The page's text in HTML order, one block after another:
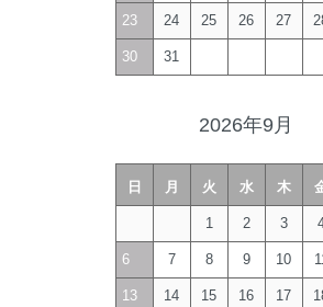
23 24 25 26 27
30 31
2026年9月
日 月 火 水 木
1 2 3
6 7 8 9 10
13 14 15 16 17